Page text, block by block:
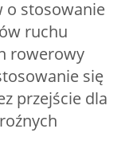
o stosowanie
ruchu
rowerowy
się
przejście dla